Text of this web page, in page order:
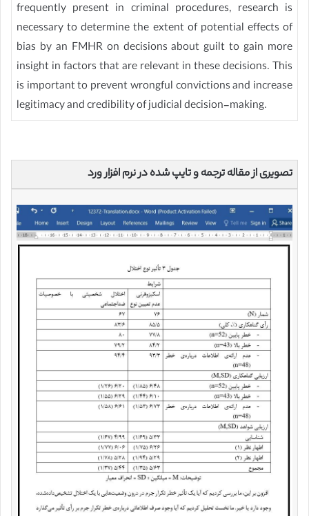
frequently present in criminal procedures, research is
necessary to determine the extent of potential effects of
bias by an FMHR on decisions about guilt to gain more
insight in factors that are relevant in these decisions. This
is important to prevent wrongful convictions and increase
legitimacy and credibility of judicial decision-making.
تصویری از مقاله ترجمه و تایپ شده در نرم افزار ورد